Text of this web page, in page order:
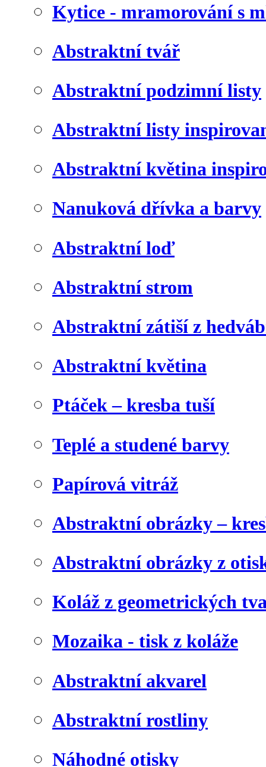
Kytice - mramorování s
Abstraktní tvář
Abstraktní podzimní listy
Abstraktní listy
Abstraktní květina
Nanuková dřívka a barvy
Abstraktní loď
Abstraktní strom
Abstraktní zátiší z
Abstraktní květina
Ptáček – kresba tuší
Teplé a studené barvy
Papírová vitráž
Abstraktní obrázky –
Abstraktní obrázky z
Koláž z geometrických
Mozaika - tisk z koláže
Abstraktní akvarel
Abstraktní rostliny
Náhodné otisky